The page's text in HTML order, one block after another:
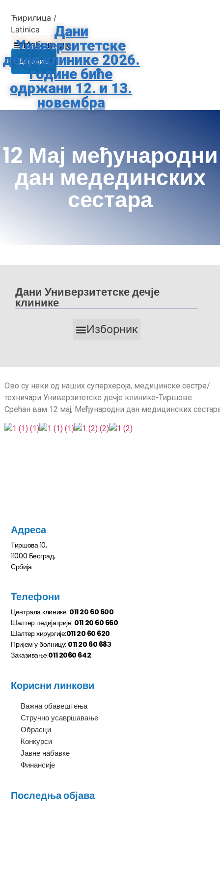
content
Ћирилица /
Latinica
Изборник
Донације
Дани
Универзитетске
дечје клинике 2026.
године биће
одржани 12. и 13.
новембра
12 Мај међународни
дан медединских
сестара
Дани Универзитетске дечје
клинике
Изборник
Ово су неки од наших суперхероја, медицинске сестре/
техничари Универзитетске дечје клинике-Тиршове
Срећан вам 12 мај, Међународни дан медицинских
Адреса
Тиршова 10,
11000 Београд,
Србија
Телефони
Централа клинике: 011 20 60 600
Шалтер педијатрије: 011 20 60 660
Шалтер хирургије:011 20 60 620
Пријем у болницу: 011 20 60 68З
Заказивање:011 2060 642
Корисни линкови
Важна обавештења
Стручно усавршавање
Обрасци
Конкурси
Јавне набавке
Финансије
Последња објава